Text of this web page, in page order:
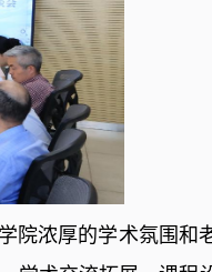
院浓厚的学术氛围和